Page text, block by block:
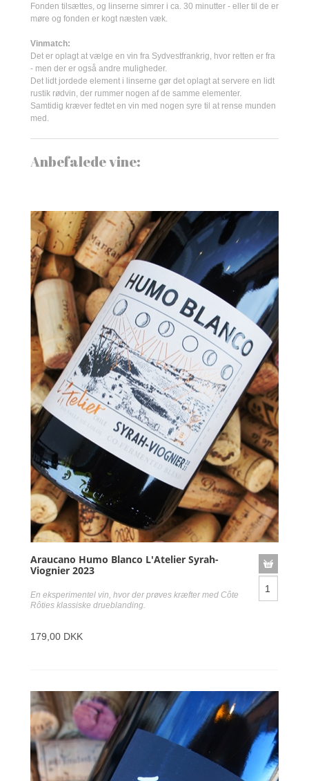
Fonden tilsættes, og linserne simrer i ca. 30 minutter - eller til de er
møre og fonden er kogt næsten væk.
Vinmatch:
Det er oplagt at vælge en vin fra Sydvestfrankrig, hvor retten er fra
- men der er også andre muligheder.
Det lidt jordede element i linserne gør det oplagt at servere en lidt
rustik rødvin, der rummer nogen af de samme elementer.
Samtidig kræver fedtet en vin med nogen syre til at rense munden
med.
Anbefalede vine:
Araucano Humo Blanco L'Atelier Syrah-
Viognier 2023
En eksperimentel vin, hvor der prøves kræfter med Côte
Rôties klassiske drueblanding.
179,00 DKK